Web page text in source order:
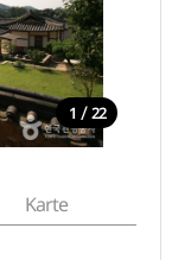
1 / 22
Karte